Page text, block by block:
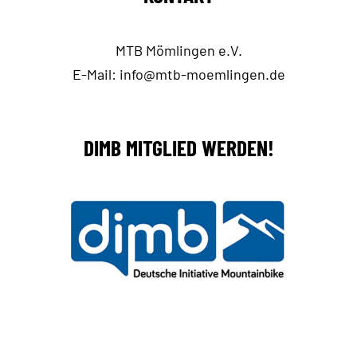
MTB Mömlingen e.V.
E-Mail: info@mtb-moemlingen.de
DIMB MITGLIED WERDEN!